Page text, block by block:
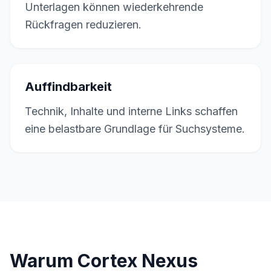
Unterlagen können wiederkehrende
Rückfragen reduzieren.
Auffindbarkeit
Technik, Inhalte und interne Links schaffen
eine belastbare Grundlage für Suchsysteme.
Warum Cortex Nexus